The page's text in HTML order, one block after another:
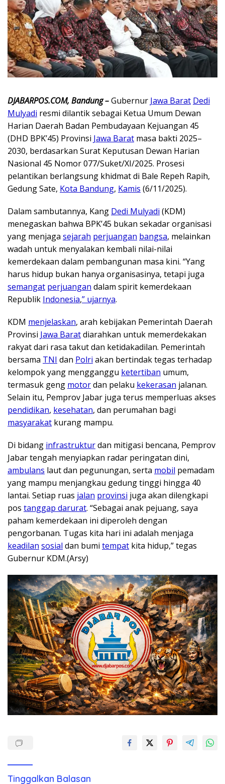
DJABARPOS.COM, Bandung –Gubernur Jawa Barat Dedi
Mulyadi resmi dilantik sebagai Ketua Umum Dewan
Harian Daerah Badan Pembudayaan Kejuangan 45
(DHD BPK’45) Provinsi Jawa Barat masa bakti 2025–
2030, berdasarkan Surat Keputusan Dewan Harian
Nasional 45 Nomor 077/Suket/XI/2025. Prosesi
pelantikan berlangsung khidmat di Bale Repeh Rapih,
Gedung Sate, Kota Bandung, Kamis (6/11/2025).
Dalam sambutannya, Kang Dedi Mulyadi (KDM)
menegaskan bahwa BPK’45 bukan sekadar organisasi
yang menjaga sejarah perjuangan bangsa, melainkan
wadah untuk menyalakan kembali nilai-nilai
kemerdekaan dalam pembangunan masa kini. “Yang
harus hidup bukan hanya organisasinya, tetapi juga
semangat perjuangan dalam spirit kemerdekaan
Republik Indonesia,” ujarnya.
KDM menjelaskan, arah kebijakan Pemerintah Daerah
Provinsi Jawa Baratdiarahkan untuk memerdekakan
rakyat dari rasa takut dan ketidakadilan. Pemerintah
bersama TNI dan Polri akan bertindak tegas terhadap
kelompok yang mengganggu ketertiban umum,
termasuk geng motordan pelaku kekerasan jalanan.
Selain itu, Pemprov Jabar juga terus memperluas akses
pendidikan, kesehatan, dan perumahan bagi
masyarakat kurang mampu.
Di bidang infrastrukturdan mitigasi bencana, Pemprov
Jabar tengah menyiapkan radar peringatan dini,
ambulans laut dan pegunungan, serta mobil pemadam
yang mampu menjangkau gedung tinggi hingga 40
lantai. Setiap ruas jalan provinsi juga akan dilengkapi
pos tanggap darurat. “Sebagai anak pejuang, saya
paham kemerdekaan ini diperoleh dengan
pengorbanan. Tugas kita hari ini adalah menjaga
keadilan sosial dan bumi tempat kita hidup,” tegas
Gubernur KDM.(Arsy)
Tinggalkan Balasan